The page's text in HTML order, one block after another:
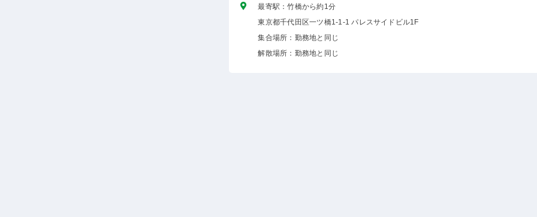
最寄駅：竹橋から約1分
東京都千代田区一ツ橋1-1-1 パレスサイドビル1F
集合場所：勤務地と同じ
解散場所：勤務地と同じ